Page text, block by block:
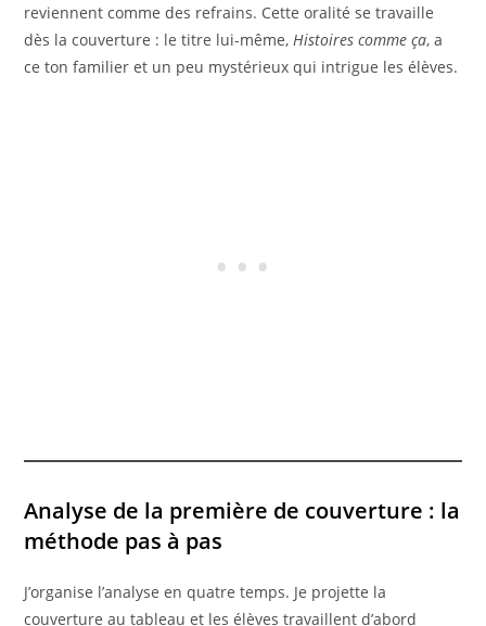
reviennent comme des refrains. Cette oralité se travaille
dès la couverture : le titre lui-même,Histoires comme ça, a
ce ton familier et un peu mystérieux qui intrigue les élèves.
Analyse de la première de couverture : la
méthode pas à pas
J’organise l’analyse en quatre temps. Je projette la
couverture au tableau et les élèves travaillent d’abord